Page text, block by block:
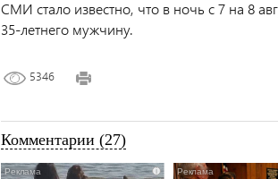
СМИ стало известно, что в ночь с 7 на 8
35-летнего мужчину.
5346
Комментарии (27)
i